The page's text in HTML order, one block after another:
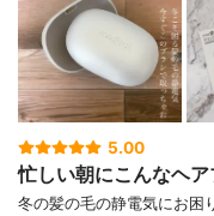
5.00
忙しい朝にこんなヘア
冬の髪の毛の静電気にお困